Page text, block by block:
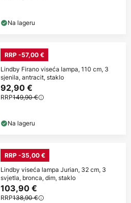
Na lageru
RRP -57,00 €
Lindby Firano viseća lampa, 110 cm, 3
sjenila, antracit, staklo
92,90 €
RRP149,90 €
Na lageru
RRP -35,00 €
Lindby viseća lampa Jurian, 32 cm, 3
svjetla, bronca, dim, staklo
103,90 €
RRP138,90 €